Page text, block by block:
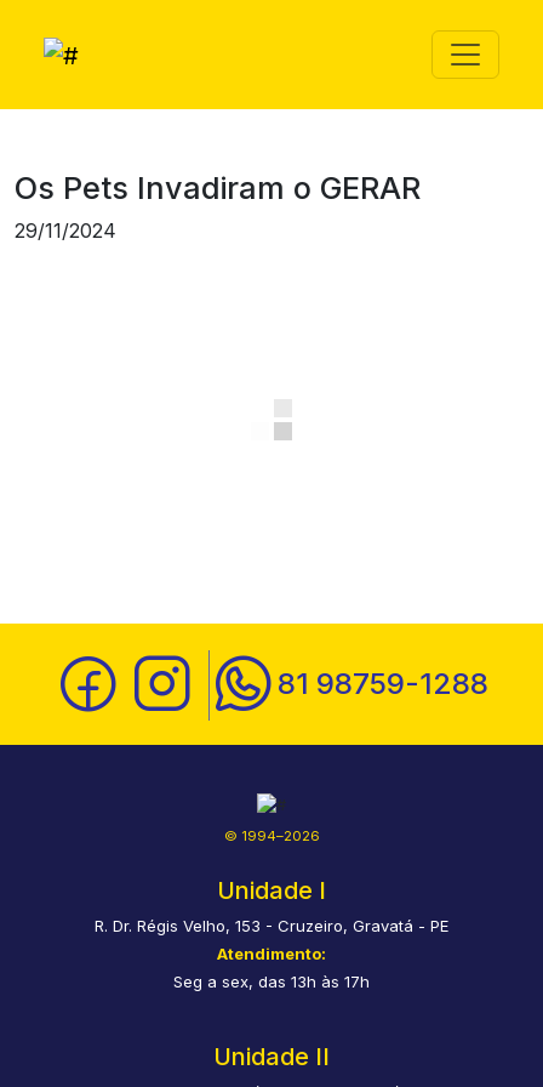
Os Pets Invadiram o GERAR
29/11/2024
81 98759-1288
© 1994–2026
Unidade I
R. Dr. Régis Velho, 153 - Cruzeiro, Gravatá - PE
Atendimento:
Seg a sex, das 13h às 17h
Unidade II